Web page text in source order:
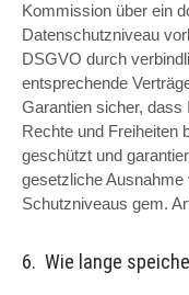
Kommission über ein
Datenschutzniveau
DSGVO durch
entsprechende
Garantien sicher, dass
Rechte und Freiheiten
geschützt und
gesetzliche
Schutzniveaus gem.
6. Wie lange